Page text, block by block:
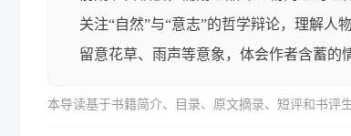
关注“自然”与“意志”的哲学辩论，理解人物
留意花草、雨声等意象，体会作者含蓄的
本导读基于书籍简介、目录、原文摘录、短评和书评